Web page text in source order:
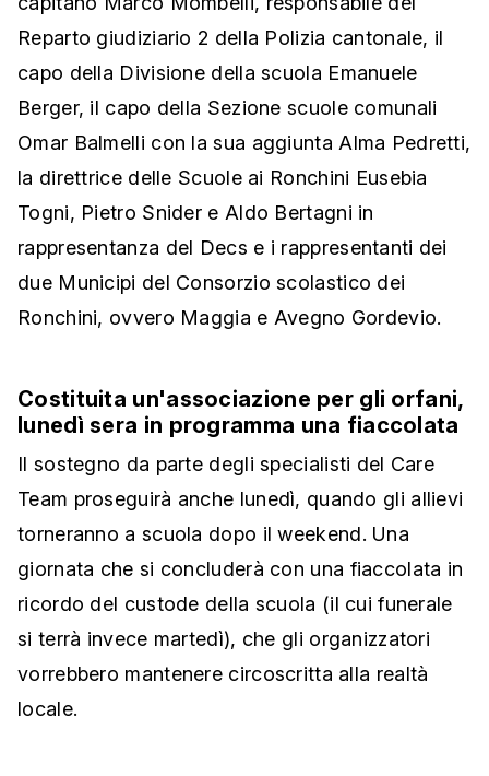
Reparto giudiziario 2 della Polizia cantonale, il
capo della Divisione della scuola Emanuele
Berger, il capo della Sezione scuole comunali
Omar Balmelli con la sua aggiunta Alma Pedretti,
la direttrice delle Scuole ai Ronchini Eusebia
Togni, Pietro Snider e Aldo Bertagni in
rappresentanza del Decs e i rappresentanti dei
due Municipi del Consorzio scolastico dei
Ronchini, ovvero Maggia e Avegno Gordevio.
Costituita un'associazione per gli orfani,
lunedì sera in programma una fiaccolata
Il sostegno da parte degli specialisti del Care
Team proseguirà anche lunedì, quando gli allievi
torneranno a scuola dopo il weekend. Una
giornata che si concluderà con una fiaccolata in
ricordo del custode della scuola (il cui funerale
si terrà invece martedì), che gli organizzatori
vorrebbero mantenere circoscritta alla realtà
locale.